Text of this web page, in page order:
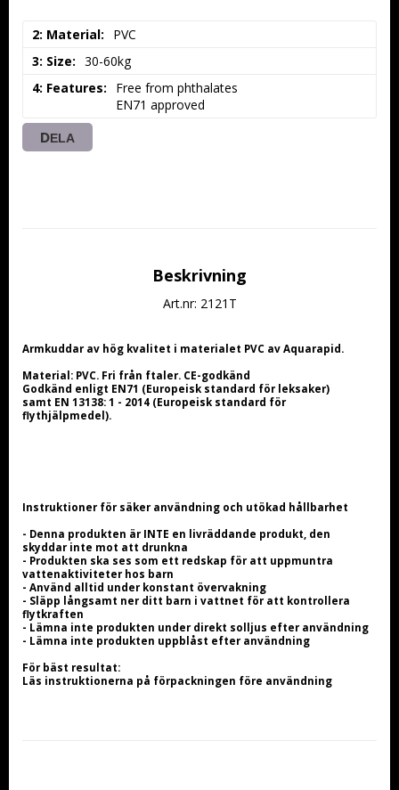
2: Material
PVC
3: Size
30-60kg
4: Features
Free from phthalates
EN71 approved
DELA
Beskrivning
Art.nr: 2121T
Armkuddar av hög kvalitet i materialet PVC av Aquarapid.
Material: PVC. Fri från ftaler. CE-godkänd
Godkänd enligt EN71 (Europeisk standard för leksaker)
samt EN 13138: 1 - 2014 (Europeisk standard för
flythjälpmedel).
Instruktioner för säker användning och utökad hållbarhet
- Denna produkten är INTE en livräddande produkt, den
skyddar inte mot att drunkna
- Produkten ska ses som ett redskap för att uppmuntra
vattenaktiviteter hos barn
- Använd alltid under konstant övervakning
- Släpp långsamt ner ditt barn i vattnet för att kontrollera
flytkraften
- Lämna inte produkten under direkt solljus efter användning
- Lämna inte produkten uppblåst efter användning
För bäst resultat:
Läs instruktionerna på förpackningen före användning